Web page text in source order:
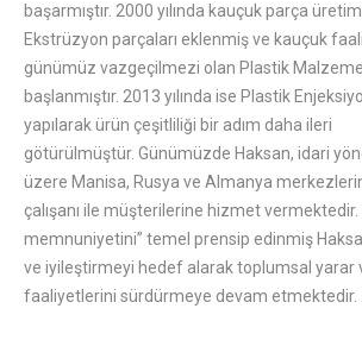
başarmıştır. 2000 yılında kauçuk parça
Ekstrüzyon parçaları eklenmiş ve kauçuk
günümüz vazgeçilmezi olan Plastik
başlanmıştır. 2013 yılında ise Plastik
yapılarak ürün çeşitliliği bir adım daha ileri
götürülmüştür. Günümüzde Haksan, idari
üzere Manisa, Rusya ve Almanya
çalışanı ile müşterilerine hizmet vermektedir.
memnuniyetini” temel prensip edinmiş
ve iyileştirmeyi hedef alarak toplumsal yarar
faaliyetlerini sürdürmeye devam etmektedir.